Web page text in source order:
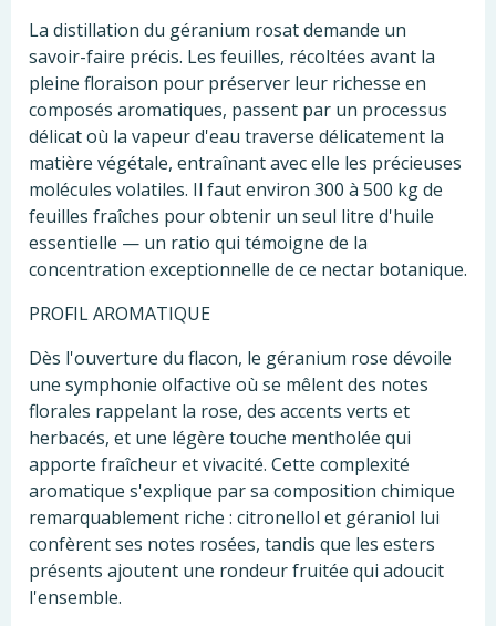
La distillation du géranium rosat demande un
savoir-faire précis. Les feuilles, récoltées avant la
pleine floraison pour préserver leur richesse en
composés aromatiques, passent par un processus
délicat où la vapeur d'eau traverse délicatement la
matière végétale, entraînant avec elle les précieuses
molécules volatiles. Il faut environ 300 à 500 kg de
feuilles fraîches pour obtenir un seul litre d'huile
essentielle — un ratio qui témoigne de la
concentration exceptionnelle de ce nectar botanique.
PROFIL AROMATIQUE
Dès l'ouverture du flacon, le géranium rose dévoile
une symphonie olfactive où se mêlent des notes
florales rappelant la rose, des accents verts et
herbacés, et une légère touche mentholée qui
apporte fraîcheur et vivacité. Cette complexité
aromatique s'explique par sa composition chimique
remarquablement riche : citronellol et géraniol lui
confèrent ses notes rosées, tandis que les esters
présents ajoutent une rondeur fruitée qui adoucit
l'ensemble.